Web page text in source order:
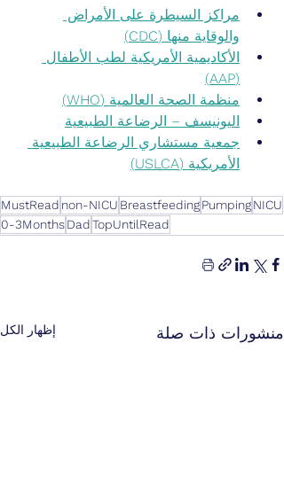
مراكز السيطرة على الأمراض
والوقاية منها (CDC)
الأكاديمية الأمريكية لطب الأطفال
(AAP)
منظمة الصحة العالمية (WHO)
اليونيسف – الرضاعة الطبيعية
جمعية مستشاري الرضاعة الطبيعية
الأمريكية (USLCA)
NICU
Pumping
Breastfeeding
non-NICU
MustRead
TopUntilRead
Dad
0-3Months
منشورات ذات صلة إظهار الكل